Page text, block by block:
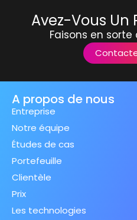
Avez-Vous Un
Faisons en
A propos de nous
Entreprise
Notre équipe
Études de cas
Portefeuille
Clientèle
Prix
Les technologies